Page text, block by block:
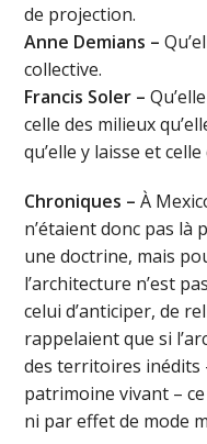
de projection.
Anne Demians –
collective.
Francis Soler –
celle des milieux
qu’elle y laisse et
Chroniques –À
n’étaient donc pas
une doctrine, mais
l’architecture n’est
celui d’anticiper, de
rappelaient que si
des territoires inédits
patrimoine vivant –
ni par effet de mode